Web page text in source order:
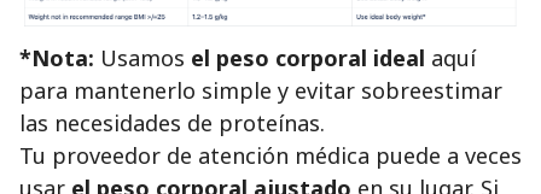
*Nota: Usamos el peso corporal ideal aquí
para mantenerlo simple y evitar sobreestimar
las necesidades de proteínas.
Tu proveedor de atención médica puede a veces